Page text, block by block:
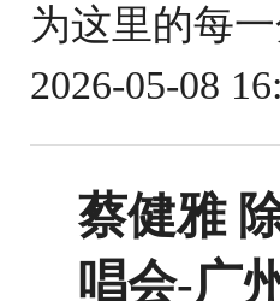
为这里的每
2026-05-08
蔡健雅
唱会-广